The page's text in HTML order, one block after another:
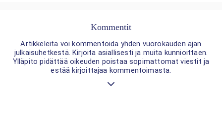
Kommentit
Artikkeleita voi kommentoida yhden vuorokauden ajan
julkaisuhetkestä. Kirjoita asiallisesti ja muita kunnioittaen.
Ylläpito pidättää oikeuden poistaa sopimattomat viestit ja
estää kirjoittajaa kommentoimasta.